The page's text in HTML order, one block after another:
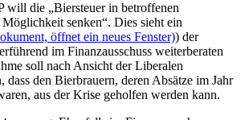
will die „Biersteuer in betroffenen
senken“. Dies sieht ein
öffnet ein neues Fenster)) der
im Finanzausschuss weiterberaten
soll nach Ansicht der Liberalen
dass den Bierbrauern, deren Absätze im Jahr
aus der Krise geholfen werden kann.